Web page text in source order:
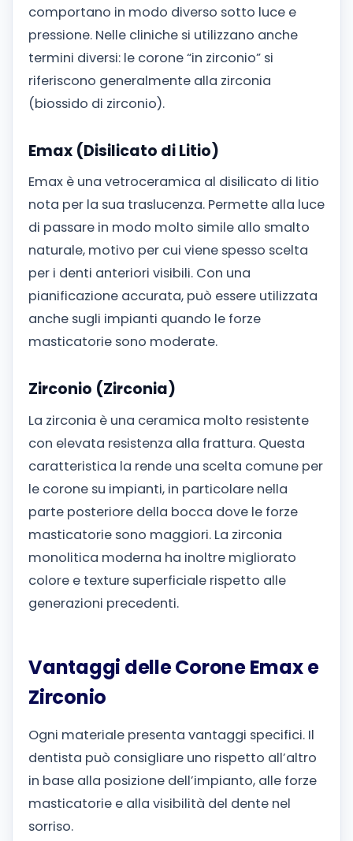
comportano in modo diverso sotto luce e
pressione. Nelle cliniche si utilizzano anche
termini diversi: le corone “in zirconio” si
riferiscono generalmente alla zirconia
(biossido di zirconio).
Emax (Disilicato di Litio)
Emax è una vetroceramica al disilicato di litio
nota per la sua traslucenza. Permette alla luce
di passare in modo molto simile allo smalto
naturale, motivo per cui viene spesso scelta
per i denti anteriori visibili. Con una
pianificazione accurata, può essere utilizzata
anche sugli impianti quando le forze
masticatorie sono moderate.
Zirconio (Zirconia)
La zirconia è una ceramica molto resistente
con elevata resistenza alla frattura. Questa
caratteristica la rende una scelta comune per
le corone su impianti, in particolare nella
parte posteriore della bocca dove le forze
masticatorie sono maggiori. La zirconia
monolitica moderna ha inoltre migliorato
colore e texture superficiale rispetto alle
generazioni precedenti.
Vantaggi delle Corone Emax e
Zirconio
Ogni materiale presenta vantaggi specifici. Il
dentista può consigliare uno rispetto all’altro
in base alla posizione dell’impianto, alle forze
masticatorie e alla visibilità del dente nel
sorriso.